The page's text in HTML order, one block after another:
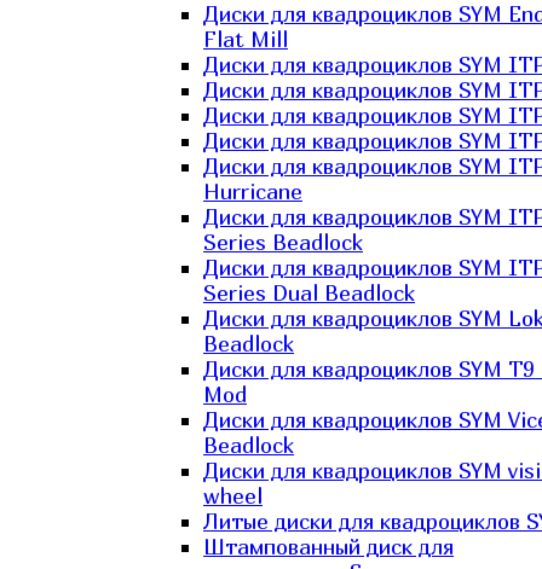
Диски для квадроциклов SYM
Flat Mill
Диски для квадроциклов SYM
Диски для квадроциклов SYM
Диски для квадроциклов SYM
Диски для квадроциклов SYM
Диски для квадроциклов SYM
Hurricane
Диски для квадроциклов SYM
Series Beadlock
Диски для квадроциклов SYM
Series Dual Beadlock
Диски для квадроциклов SYM
Beadlock
Диски для квадроциклов SYM T9
Mod
Диски для квадроциклов SYM
Beadlock
Диски для квадроциклов SYM
wheel
Литые диски для квадроциклов
Штампованный диск для